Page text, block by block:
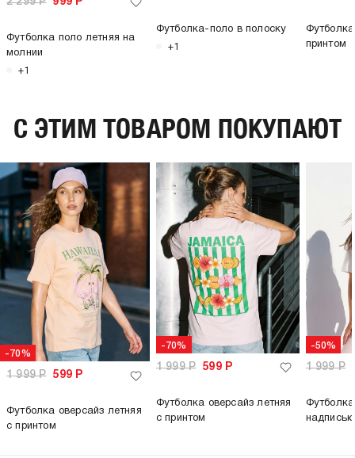
Футболка поло летняя на
молнии
+1
Футболка-поло в полоску
+1
принтом
C ЭТИМ ТОВАРОМ ПОКУПАЮТ
-70%
1 999Р 599 Р
Футболка оверсайз летняя
с принтом
-70%
1 999Р 599Р
Футболка оверсайз летняя
с принтом
-50%
1 999Р